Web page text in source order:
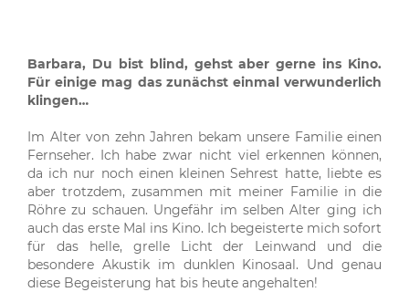
Barbara, Du bist blind, gehst aber gerne ins Kino.
Für einige mag das zunächst einmal verwunderlich
klingen…
Im Alter von zehn Jahren bekam unsere Familie einen
Fernseher. Ich habe zwar nicht viel erkennen können,
da ich nur noch einen kleinen Sehrest hatte, liebte es
aber trotzdem, zusammen mit meiner Familie in die
Röhre zu schauen. Ungefähr im selben Alter ging ich
auch das erste Mal ins Kino. Ich begeisterte mich sofort
für das helle, grelle Licht der Leinwand und die
besondere Akustik im dunklen Kinosaal. Und genau
diese Begeisterung hat bis heute angehalten!